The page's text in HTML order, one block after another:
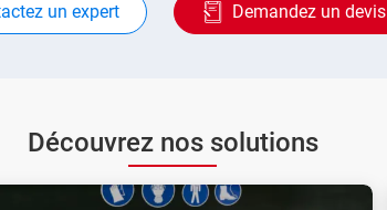
un expert Demandez un devis
Découvrez nos solutions